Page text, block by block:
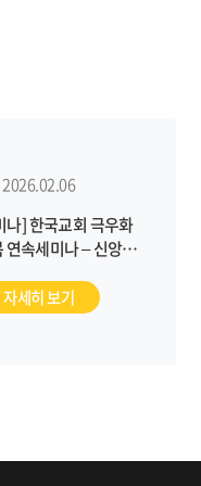
2026.02.06
나] 한국교회 극우화
연속세미나 – 신앙의
바로잡을 것인가?
자세히 보기